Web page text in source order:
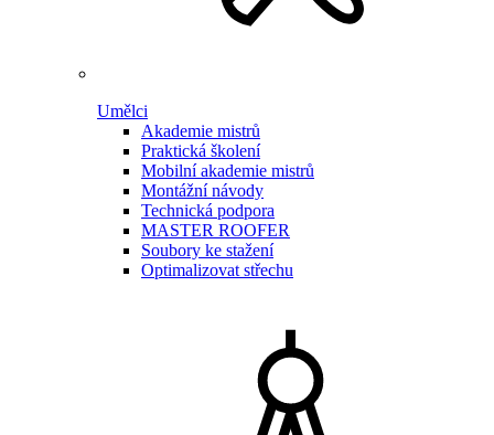
Umělci
Akademie mistrů
Praktická školení
Mobilní akademie mistrů
Montážní návody
Technická podpora
MASTER ROOFER
Soubory ke stažení
Optimalizovat střechu